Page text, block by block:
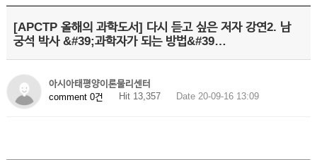
[APCTP 올해의 과학도서] 다시 듣고 싶은 저자 강연2. 남
궁석 박사 &#39;과학자가 되는 방법&#39…
아시아태평양이론물리센터
comment 0건
Hit 13,357 Date 20-09-16 13:09